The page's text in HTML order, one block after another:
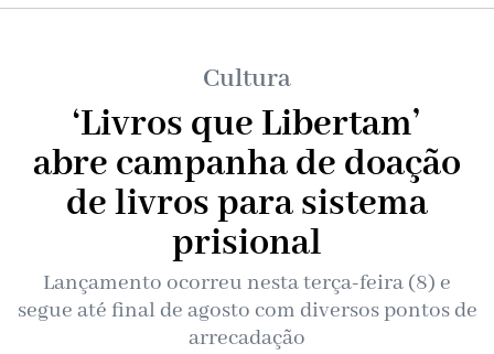
Cultura
‘Livros que Libertam’
abre campanha de doação
de livros para sistema
prisional
Lançamento ocorreu nesta terça-feira (8) e
segue até final de agosto com diversos pontos de
arrecadação